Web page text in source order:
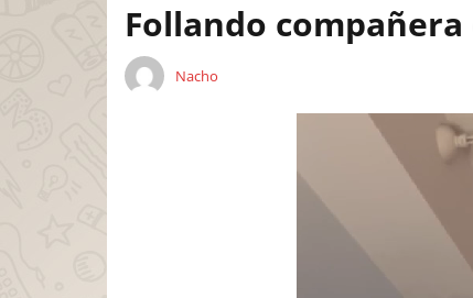
Follando
Nacho